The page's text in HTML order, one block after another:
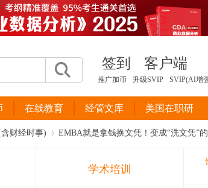
签到 客户端
推广加币
升级SVIP SVIP(AI增
在线教育 经管文库 美国在职研
财经时事) EMBA就是拿钱换文凭！变成“洗文凭”的
学术培训